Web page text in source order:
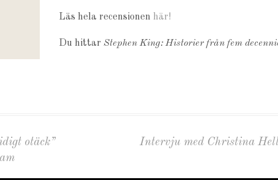
Läs hela recensionen här!
Du hittar Stephen King: Historier från fem
otäck”
Intervju med Christina